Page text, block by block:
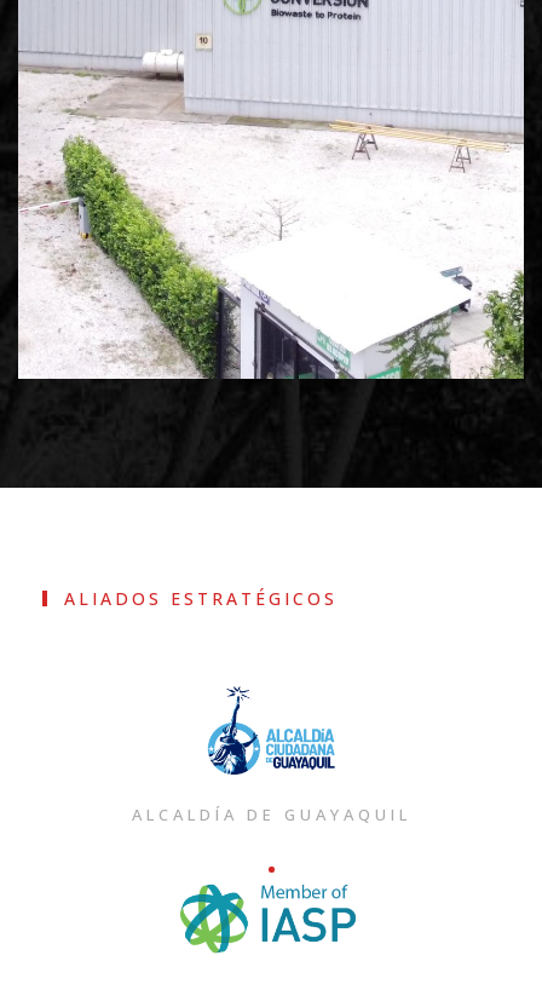
ALIADOS ESTRATÉGICOS
ALCALDÍA DE GUAYAQUIL